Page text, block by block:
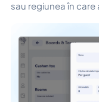
sau regiunea în care